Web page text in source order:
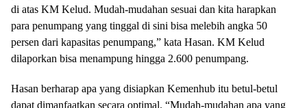
di atas KM Kelud. Mudah-mudahan sesuai dan kita harapkan
para penumpang yang tinggal di sini bisa melebih angka 50
persen dari kapasitas penumpang,” kata Hasan. KM Kelud
dilaporkan bisa menampung hingga 2.600 penumpang.
Hasan berharap apa yang disiapkan Kemenhub itu betul-betul
dapat dimanfaatkan secara optimal. “Mudah-mudahan apa yang